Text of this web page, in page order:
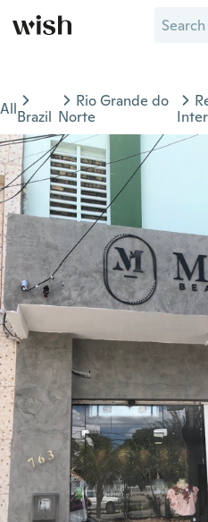
AllBrazil
Rio Grande do
Norte